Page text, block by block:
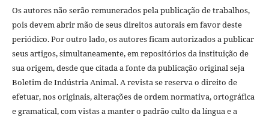
Os autores não serão remunerados pela publicação de trabalhos,
pois devem abrir mão de seus direitos autorais em favor deste
periódico. Por outro lado, os autores ficam autorizados a publicar
seus artigos, simultaneamente, em repositórios da instituição de
sua origem, desde que citada a fonte da publicação original seja
Boletim de Indústria Animal. A revista se reserva o direito de
efetuar, nos originais, alterações de ordem normativa, ortográfica
e gramatical, com vistas a manter o padrão culto da língua e a